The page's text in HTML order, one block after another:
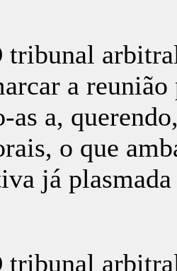
arbitral,
a
as a,
o que
já
arbitral